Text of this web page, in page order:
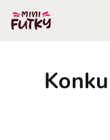
obsah